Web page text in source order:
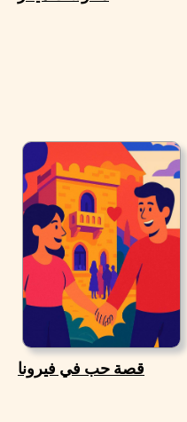
قصة حب في فيرونا